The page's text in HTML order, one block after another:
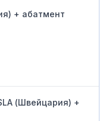
+ абатмент
(Швейцария) +